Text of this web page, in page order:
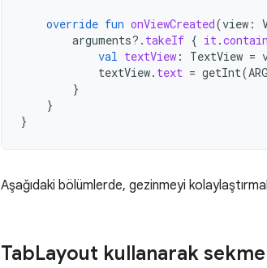
override fun onViewCreated(view :
arguments?. takeIf { it.
val textView : TextView =
textView. text = getInt(
}
}
}
Aşağıdaki bölümlerde, gezinmeyi
TabLayout kullanarak